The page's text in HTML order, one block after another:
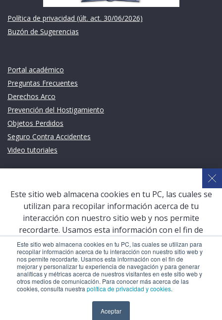
Este sitio web almacena cookies en tu PC, las cuales se utilizan para
recopilar información acerca de tu interacción con nuestro sitio web y
nos permite recordarte. Usamos esta información con el fin de
mejorar y personalizar tu experiencia de navegación y para generar
analíticas y métricas acerca de nuestros visitantes en este sitio web y
otros medios de comunicación. Para conocer más acerca de las
cookies, consulta nuestra política de privacidad y cookies.
Aceptar
Política de privacidad (últ. act. 30/06/2026)
Buzón de Sugerencias
Portal académico
Preguntas Frecuentes
Derechos Arco
Prevención del Hostigamiento
Objetos Perdidos
Seguro Contra Accidentes
Video tutoriales
Sistema de Gestión Académica (SGA)
Defensoría Universitaria
Terceros vinculados
San Pablo Mail
Aula Virtual Pregrado
Aula Virtual Postgrado
COPYRIGHT © 2026 Universidad Católica San Pablo – RUC:
Este sitio web almacena cookies en tu PC, las cuales se
utilizan para recopilar información acerca de tu
interacción con nuestro sitio web y nos permite
recordarte. Usamos esta información con el fin de
mejorar y personalizar tu experiencia de navegación y
para generar analíticas y métricas acerca de nuestros
visitantes en este sitio web y otros medios de
comunicación. Para conocer más acerca de las cookies,
consulta nuestrapolítica de privacidad y cookies
Aceptar